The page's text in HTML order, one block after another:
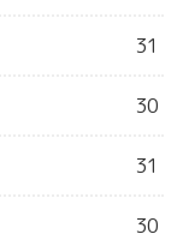
31
30
31
30